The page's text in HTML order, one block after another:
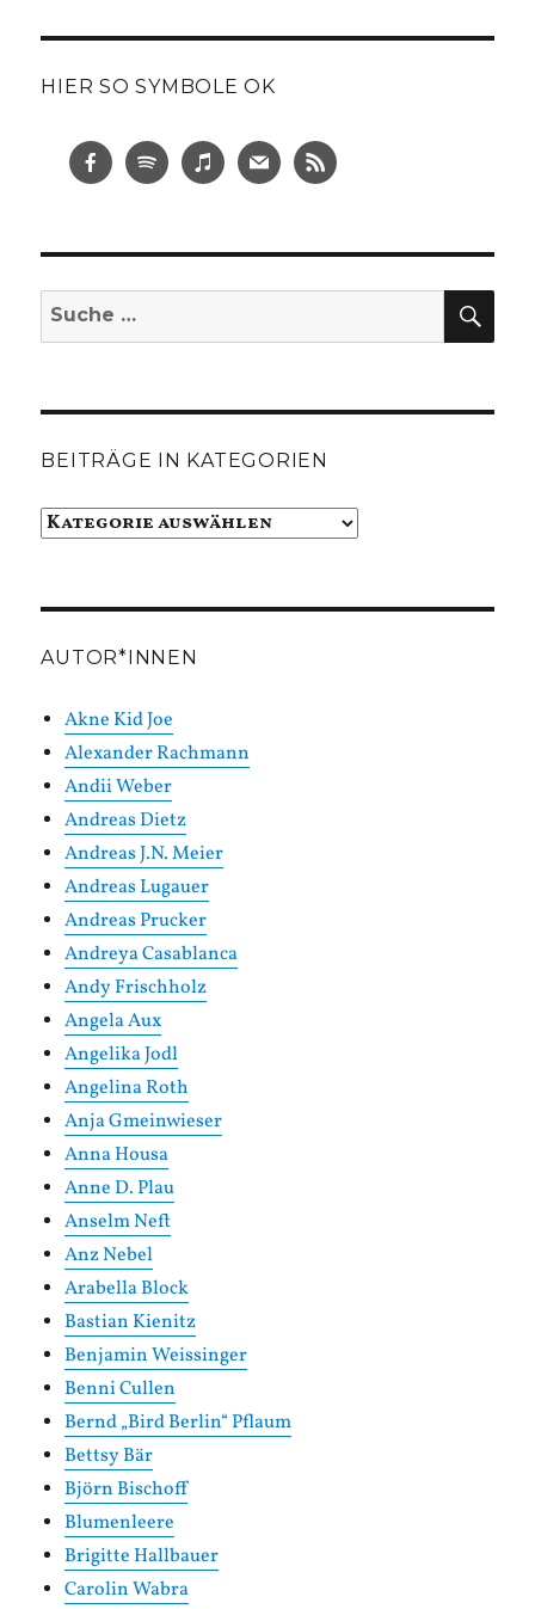
HIER SO SYMBOLE OK
Suche
nach:
BEITRÄGE IN KATEGORIEN
Beiträge
AUTOR*INNEN
Akne Kid Joe
Alexander Rachmann
Andii Weber
Andreas Dietz
Andreas J.N. Meier
Andreas Lugauer
Andreas Prucker
Andreya Casablanca
Andy Frischholz
Angela Aux
Angelika Jodl
Angelina Roth
Anja Gmeinwieser
Anna Housa
Anne D. Plau
Anselm Neft
Anz Nebel
Arabella Block
Bastian Kienitz
Benjamin Weissinger
Benni Cullen
Bernd „Bird Berlin“ Pflaum
Bettsy Bär
Björn Bischoff
Blumenleere
Brigitte Hallbauer
Carolin Wabra